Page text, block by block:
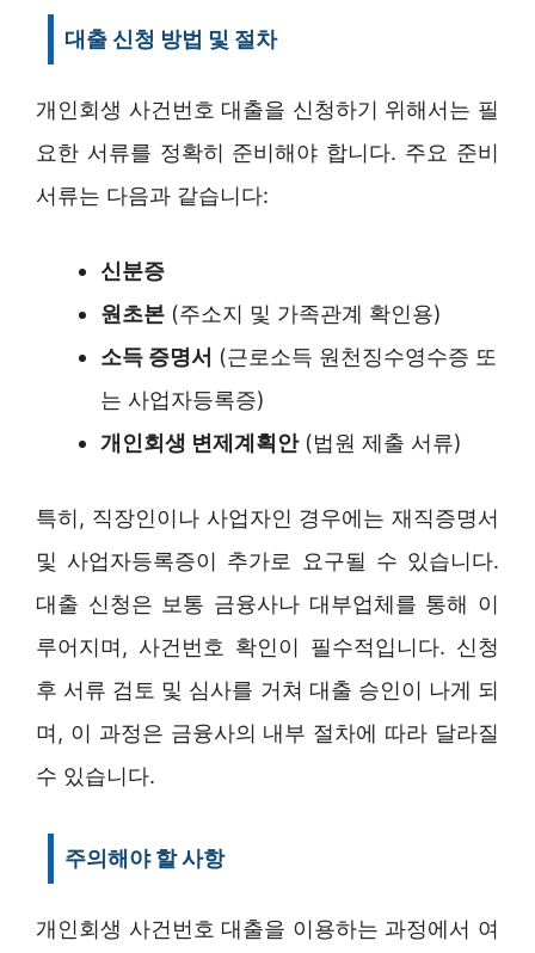
대출 신청 방법 및 절차
개인회생 사건번호 대출을 신청하기 위해서는 필
요한 서류를 정확히 준비해야 합니다. 주요 준비
서류는 다음과 같습니다:
신분증
원초본 (주소지 및 가족관계 확인용)
소득 증명서 (근로소득 원천징수영수증 또
는 사업자등록증)
개인회생 변제계획안(법원 제출 서류)
특히, 직장인이나 사업자인 경우에는 재직증명서
및 사업자등록증이 추가로 요구될 수 있습니다.
대출 신청은 보통 금융사나 대부업체를 통해 이
루어지며, 사건번호 확인이 필수적입니다. 신청
후 서류 검토 및 심사를 거쳐 대출 승인이 나게 되
며, 이 과정은 금융사의 내부 절차에 따라 달라질
수 있습니다.
주의해야 할 사항
개인회생 사건번호 대출을 이용하는 과정에서 여